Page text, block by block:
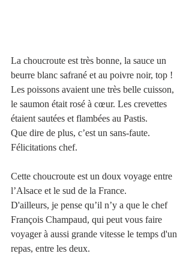
La choucroute est très bonne, la sauce un
beurre blanc safrané et au poivre noir, top !
Les poissons avaient une très belle cuisson,
le saumon était rosé à cœur. Les crevettes
étaient sautées et flambées au Pastis.
Que dire de plus, c’est un sans-faute.
Félicitations chef.
Cette choucroute est un doux voyage entre
l’Alsace et le sud de la France.
D'ailleurs, je pense qu’il n’y a que le chef
François Champaud, qui peut vous faire
voyager à aussi grande vitesse le temps d'un
repas, entre les deux.